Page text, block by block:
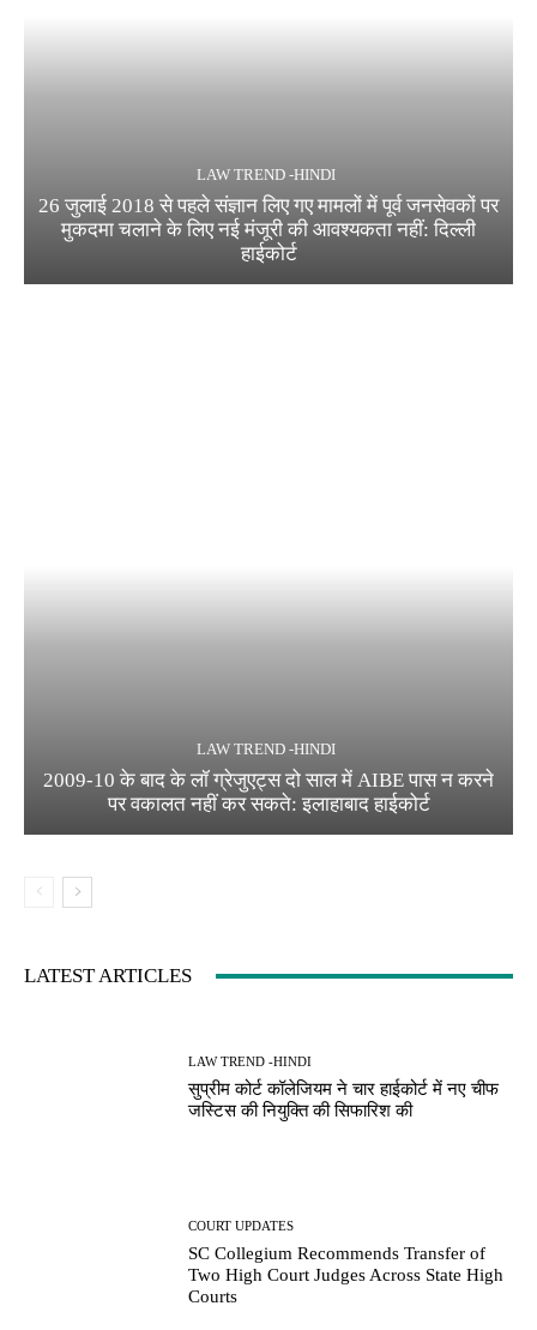
LAW TREND -HINDI
26 जुलाई 2018 से पहले संज्ञान लिए गए मामलों में पूर्व जनसेवकों पर
मुकदमा चलाने के लिए नई मंजूरी की आवश्यकता नहीं: दिल्ली
हाईकोर्ट
LAW TREND -HINDI
2009-10 के बाद के लॉ ग्रेजुएट्स दो साल में AIBE पास न करने
पर वकालत नहीं कर सकते: इलाहाबाद हाईकोर्ट
LATEST ARTICLES
LAW TREND -HINDI
सुप्रीम कोर्ट कॉलेजियम ने चार हाईकोर्ट में नए चीफ
जस्टिस की नियुक्ति की सिफारिश की
COURT UPDATES
SC Collegium Recommends Transfer of
Two High Court Judges Across State High
Courts